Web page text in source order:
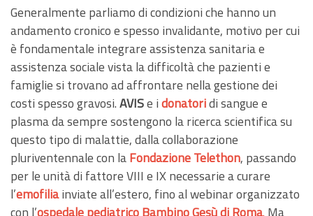
Generalmente parliamo di condizioni che hanno un
andamento cronico e spesso invalidante, motivo per cui
è fondamentale integrare assistenza sanitaria e
assistenza sociale vista la difficoltà che pazienti e
famiglie si trovano ad affrontare nella gestione dei
costi spesso gravosi.AVISe idonatoridi sangue e
plasma da sempre sostengono la ricerca scientifica su
questo tipo di malattie, dalla collaborazione
pluriventennale con laFondazione Telethon, passando
per le unità di fattore VIII e IX necessarie a curare
l’emofiliainviate all’estero, fino al webinar organizzato
con l’ospedale pediatrico Bambino Gesù di Roma. Ma